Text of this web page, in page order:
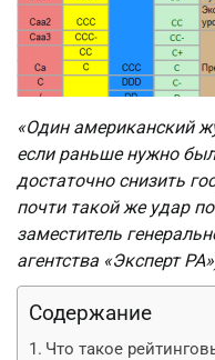
«Один американский
если раньше нужно
достаточно снизить
почти такой же удар
заместитель
агентства «Эксперт
Содержание
Что такое